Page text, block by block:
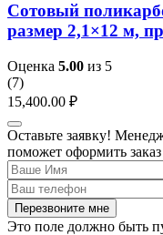
Сотовый
размер 2,1×12 м,
Оценка 5.00 из 5
(7)
15,400.00 ₽
Оставьте заявку!
поможет оформить заказ
Перезвоните мне
Это поле должно быть